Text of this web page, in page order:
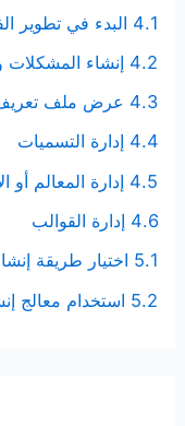
4.1 البدء في تطوير الفريق
4.2 إنشاء المشكلات وتحديثها
4.3 عرض ملف تعريف المستخدم الخاص بك
4.4 إدارة التسميات
4.5 إدارة المعالم أو الأحداث المهمة
4.6 إدارة القوالب
5.1 اختيار طريقة إنشاء التطبيق
5.2 استخدام معالج إنشاء التطبيق البسيط